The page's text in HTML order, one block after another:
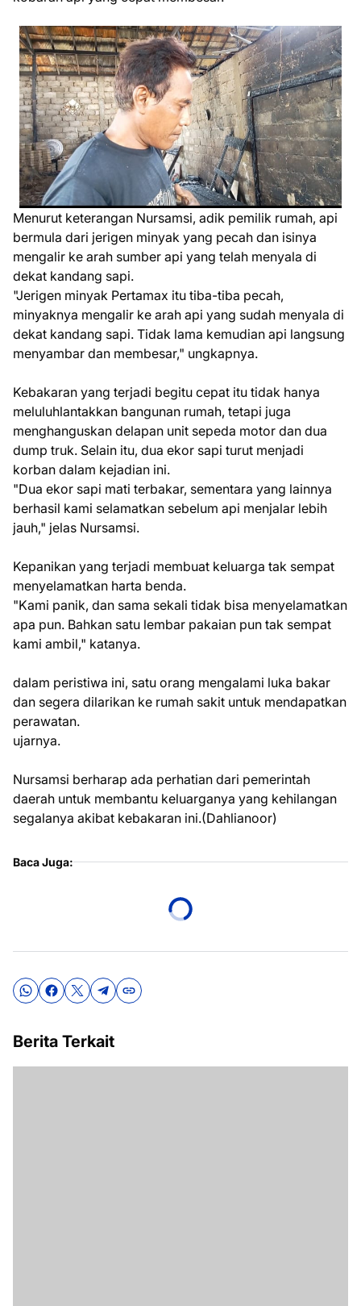
Menurut keterangan Nursamsi, adik pemilik rumah, api
bermula dari jerigen minyak yang pecah dan isinya
mengalir ke arah sumber api yang telah menyala di
dekat kandang sapi.
"Jerigen minyak Pertamax itu tiba-tiba pecah,
minyaknya mengalir ke arah api yang sudah menyala di
dekat kandang sapi. Tidak lama kemudian api langsung
menyambar dan membesar," ungkapnya.
Kebakaran yang terjadi begitu cepat itu tidak hanya
meluluhlantakkan bangunan rumah, tetapi juga
menghanguskan delapan unit sepeda motor dan dua
dump truk. Selain itu, dua ekor sapi turut menjadi
korban dalam kejadian ini.
"Dua ekor sapi mati terbakar, sementara yang lainnya
berhasil kami selamatkan sebelum api menjalar lebih
jauh," jelas Nursamsi.
Kepanikan yang terjadi membuat keluarga tak sempat
menyelamatkan harta benda.
"Kami panik, dan sama sekali tidak bisa menyelamatkan
apa pun. Bahkan satu lembar pakaian pun tak sempat
kami ambil," katanya.
dalam peristiwa ini, satu orang mengalami luka bakar
dan segera dilarikan ke rumah sakit untuk mendapatkan
perawatan.
ujarnya.
Nursamsi berharap ada perhatian dari pemerintah
daerah untuk membantu keluarganya yang kehilangan
segalanya akibat kebakaran ini.(Dahlianoor)
Baca Juga:
Berita Terkait